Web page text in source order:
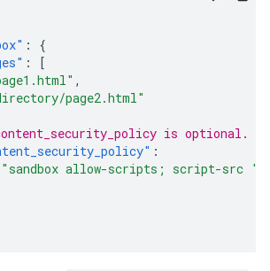
:
{
:
[
,
page2.html"
is optional.
:
"sandbox allow-scripts; script-src